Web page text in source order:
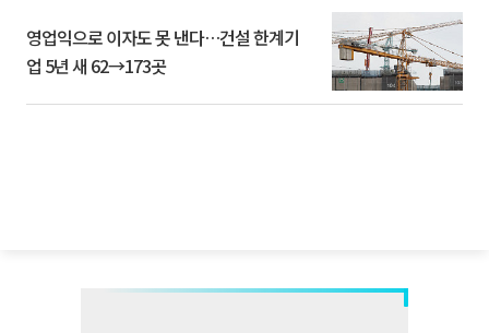
영업익으로 이자도 못 낸다…건설 한계기
업 5년 새 62→173곳